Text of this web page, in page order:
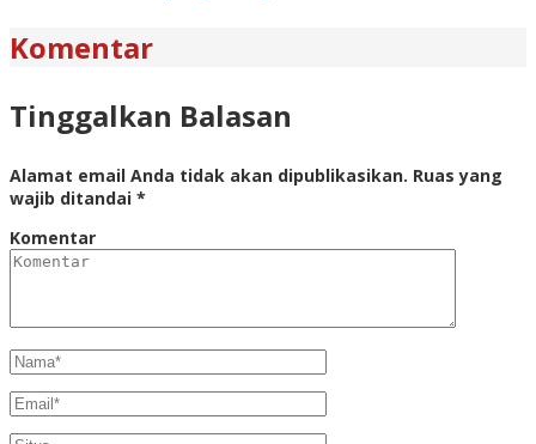
Komentar
Tinggalkan Balasan
Alamat email Anda tidak akan dipublikasikan. Ruas yang
wajib ditandai *
Komentar